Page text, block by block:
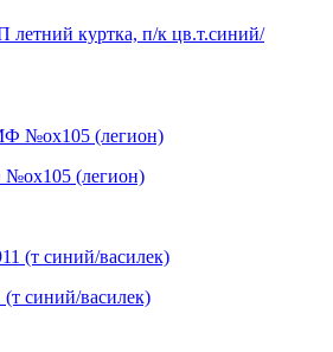
куртка, п/к цв.т.синий/
(легион)
синий/василек)